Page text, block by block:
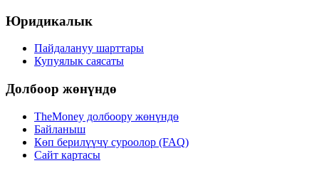
Юридикалык
Пайдалануу шарттары
Купуялык саясаты
Долбоор жөнүндө
TheMoney долбоору жөнүндө
Байланыш
Көп берилүүчү суроолор (FAQ)
Сайт картасы